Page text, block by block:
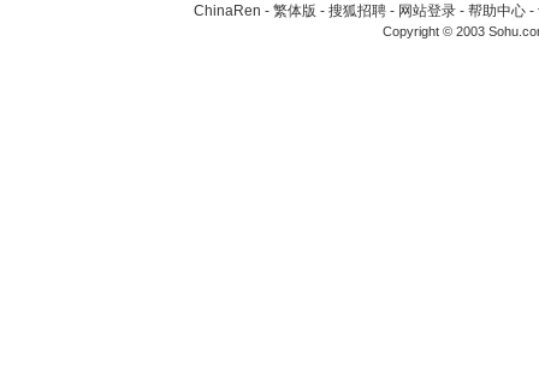
ChinaRen - 繁体版 - 搜狐招聘 - 网站登录 - 帮助中心 -
Copyright © 2003